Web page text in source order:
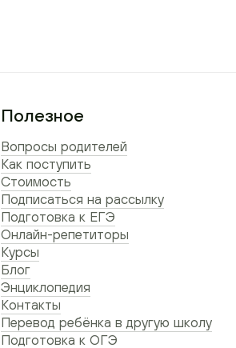
Полезное
Вопросы родителей
Как поступить
Стоимость
Подписаться на рассылку
Подготовка к ЕГЭ
Онлайн-репетиторы
Курсы
Блог
Энциклопедия
Контакты
Перевод ребёнка в другую школу
Подготовка к ОГЭ